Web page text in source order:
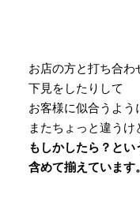
お店の方と打ち合わ
下見をしたりして
お客様に似合うよう
またちょっと違うけ
もしかしたら？とい
含めて揃えています。